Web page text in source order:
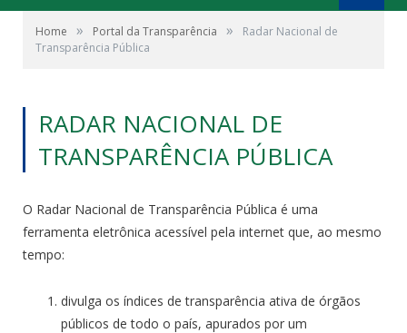
Home » Portal da Transparência »
Radar Nacional de
Transparência Pública
RADAR NACIONAL DE
TRANSPARÊNCIA PÚBLICA
O Radar Nacional de Transparência Pública é uma
ferramenta eletrônica acessível pela internet que, ao mesmo
tempo:
divulga os índices de transparência ativa de órgãos
públicos de todo o país, apurados por um